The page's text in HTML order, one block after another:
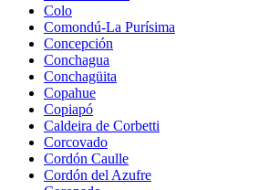
Colo
Comondú-La Purísima
Concepción
Conchagua
Conchagüita
Copahue
Copiapó
Caldeira de Corbetti
Corcovado
Cordón Caulle
Cordón del Azufre